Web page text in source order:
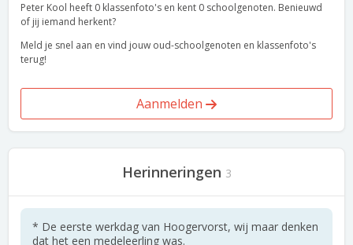
Peter Kool heeft 0 klassenfoto's en kent 0 schoolgenoten. Benieuwd
of jij iemand herkent?
Meld je snel aan en vind jouw oud-schoolgenoten en klassenfoto's
terug!
Aanmelden
Herinneringen 3
* De eerste werkdag van Hoogervorst, wij maar denken
dat het een medeleerling was.